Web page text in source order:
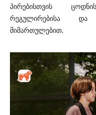
პირებისთვის
რეგულირებისა და
მიმართულებით.